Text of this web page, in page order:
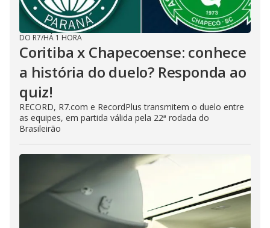
DO R7/HÁ 1 HORA
Coritiba x Chapecoense: conhece
a história do duelo? Responda ao
quiz!
RECORD, R7.com e RecordPlus transmitem o duelo entre
as equipes, em partida válida pela 22ª rodada do
Brasileirão